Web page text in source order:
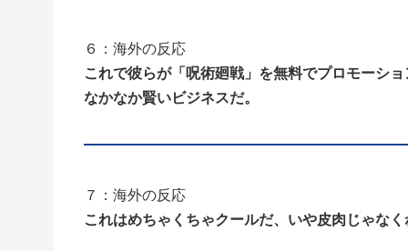
６：海外の反応
これで彼らが「呪術廻戦」を無料でプロモーシ
なかなか賢いビジネスだ。
７：海外の反応
これはめちゃくちゃクールだ、いや皮肉じゃなく